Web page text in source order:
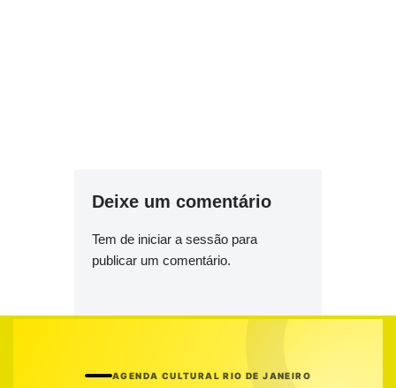
Deixe um comentário
Tem de iniciar a sessão para
publicar um comentário.
AGENDA CULTURAL RIO DE JANEIRO